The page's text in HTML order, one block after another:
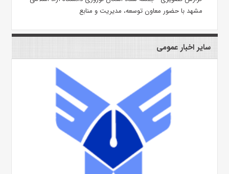
مشهد با حضور معاون توسعه، مدیریت و منابع
سایر اخبار عمومی